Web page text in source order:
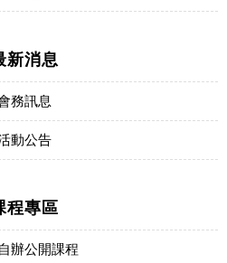
新消息
務訊息
動公告
程專區
辦公開課程